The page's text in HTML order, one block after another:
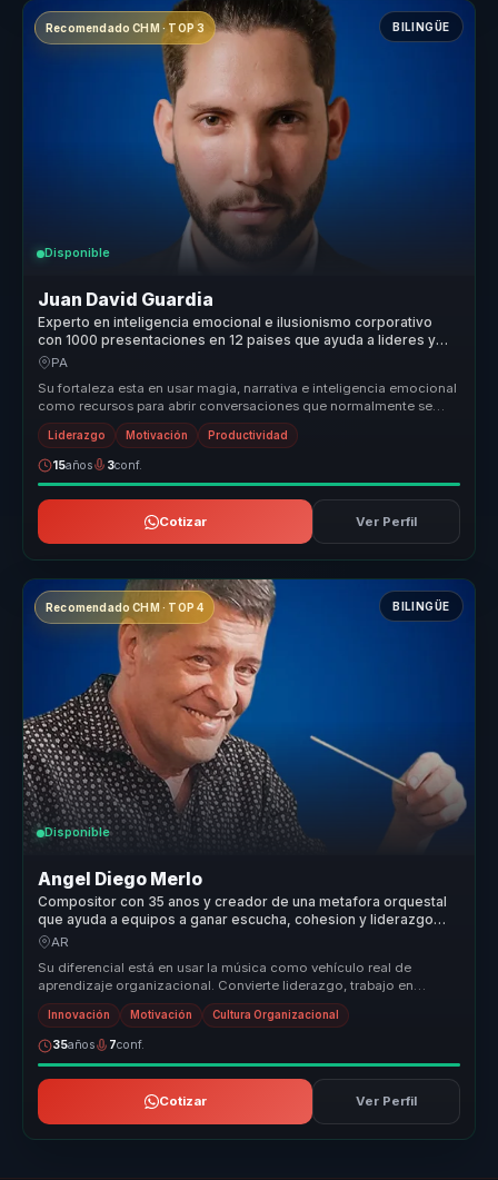
Recomendado CHM · TOP 3 BILINGÜE
Disponible
Juan David Guardia
Experto en inteligencia emocional e ilusionismo corporativo
con 1000 presentaciones en 12 paises que ayuda a lideres y
equipos a generar recordacion y accion.
PA
Su fortaleza esta en usar magia, narrativa e inteligencia emocional
como recursos para abrir conversaciones que normalmente se
olvidan ra...
Liderazgo Motivación Productividad
15años 3conf.
Cotizar Ver Perfil
Recomendado CHM · TOP 4 BILINGÜE
Disponible
Angel Diego Merlo
Compositor con 35 anos y creador de una metafora orquestal
que ayuda a equipos a ganar escucha, cohesion y liderazgo
colaborativo.
AR
Su diferencial está en usar la música como vehículo real de
aprendizaje organizacional. Convierte liderazgo, trabajo en
equipo y cultura ...
Innovación Motivación Cultura Organizacional
35años 7conf.
Cotizar Ver Perfil